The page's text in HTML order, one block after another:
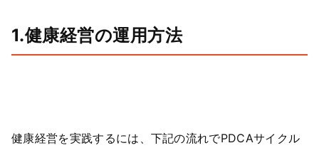
1.健康経営の運用方法
健康経営を実践するには、下記の流れでPDCAサイクル